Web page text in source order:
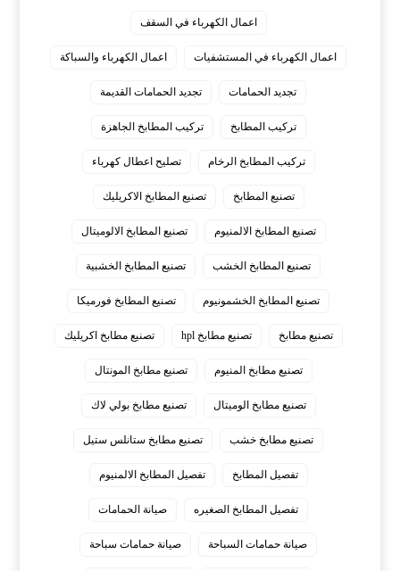
اعمال الكهرباء في السقف
اعمال الكهرباء في المستشفيات اعمال الكهرباء والسباكة
تجديد الحمامات تجديد الحمامات القديمة
تركيب المطابخ تركيب المطابخ الجاهزة
تركيب المطابخ الرخام تصليح اعطال كهرباء
تصنيع المطابخ تصنيع المطابخ الاكريليك
تصنيع المطابخ الالمنيوم تصنيع المطابخ الالوميتال
تصنيع المطابخ الخشب تصنيع المطابخ الخشبية
تصنيع المطابخ الخشمونيوم تصنيع المطابخ فورميكا
تصنيع مطابخ تصنيع مطابخ hpl تصنيع مطابخ اكريليك
تصنيع مطابخ المنيوم تصنيع مطابخ المونتال
تصنيع مطابخ الوميتال تصنيع مطابخ بولي لاك
تصنيع مطابخ خشب تصنيع مطابخ ستانلس ستيل
تفصيل المطابخ تفصيل المطابخ الالمنيوم
تفصيل المطابخ الصغيره صيانة الحمامات
صيانة حمامات السباحة صيانة حمامات سباحة